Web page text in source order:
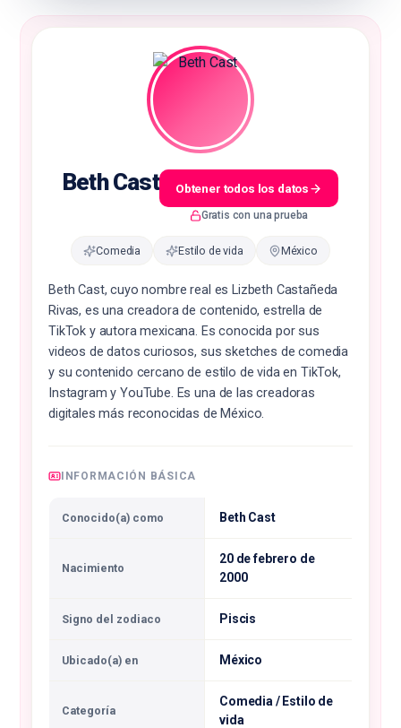
Beth Cast Obtener todos los datos
Gratis con una prueba
Comedia Estilo de vida México
Beth Cast, cuyo nombre real es Lizbeth Castañeda
Rivas, es una creadora de contenido, estrella de
TikTok y autora mexicana. Es conocida por sus
videos de datos curiosos, sus sketches de comedia
y su contenido cercano de estilo de vida en TikTok,
Instagram y YouTube. Es una de las creadoras
digitales más reconocidas de México.
INFORMACIÓN BÁSICA
Conocido(a) como Beth Cast
Nacimiento
20 de febrero de
2000
Signo del zodiaco Piscis
Ubicado(a) en México
Categoría
Comedia / Estilo de
vida